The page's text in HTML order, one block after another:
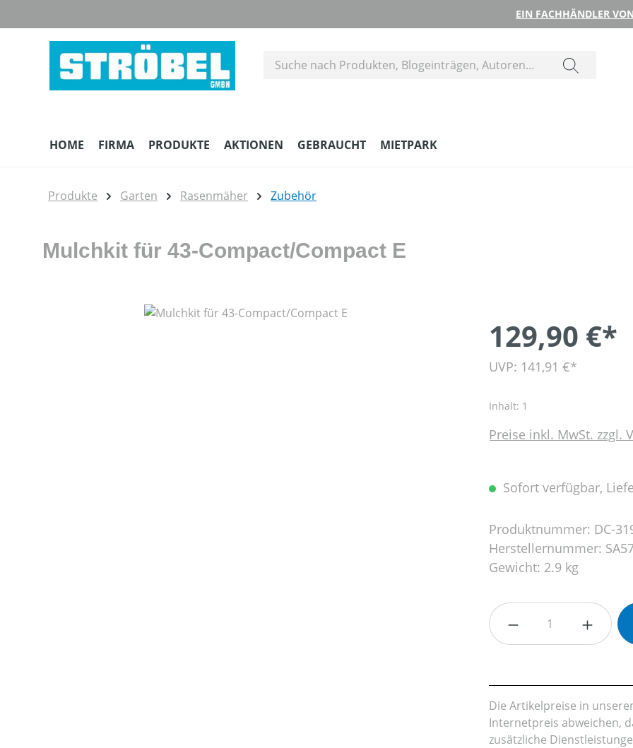
EIN FACHHÄNDLER
HOME FIRMA PRODUKTE AKTIONEN GEBRAUCHT MIETPARK
Produkte Garten Rasenmäher Zubehör
Mulchkit für 43-Compact/Compact E
Bildergalerie überspringen
129,90 €*
UVP: 141,91 €*
Inhalt: 1
Preise inkl. MwSt. zzgl.
Sofort verfügbar,
Produktnummer: DC-
Herstellernummer:
Gewicht: 2.9 kg
Produkt Anzahl:
Die Artikelpreise in
Internetpreis abweichen,
zusätzliche